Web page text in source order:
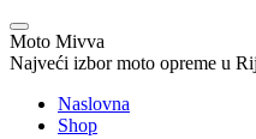
Moto Mivva
Najveći izbor moto opreme u
Naslovna
Shop